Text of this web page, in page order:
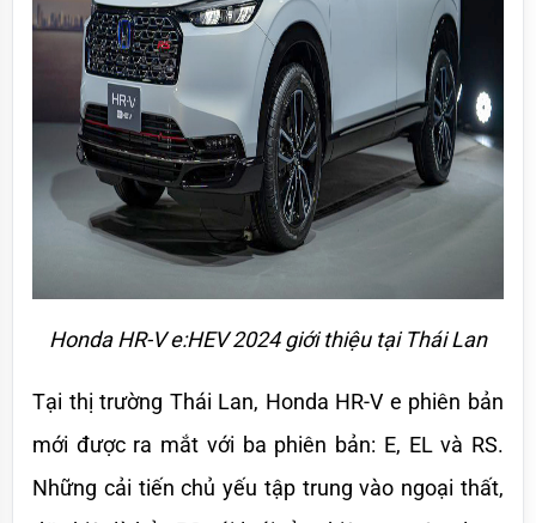
Honda HR-V e:HEV 2024 giới thiệu tại Thái Lan
Tại thị trường Thái Lan, Honda HR-V e phiên bản
mới được ra mắt với ba phiên bản: E, EL và RS.
Những cải tiến chủ yếu tập trung vào ngoại thất,